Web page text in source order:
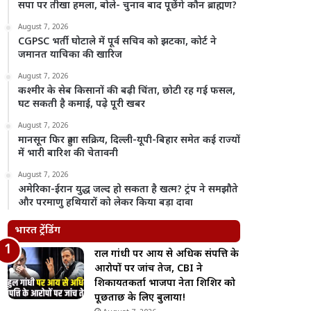
सपा पर तीखा हमला, बोले- चुनाव बाद पूछेंगे कौन ब्राह्मण?
August 7, 2026
CGPSC भर्ती घोटाले में पूर्व सचिव को झटका, कोर्ट ने
जमानत याचिका की खारिज
August 7, 2026
कश्मीर के सेब किसानों की बढ़ी चिंता, छोटी रह गई फसल,
घट सकती है कमाई, पढ़े पूरी खबर
August 7, 2026
मानसून फिर हुआ सक्रिय, दिल्ली-यूपी-बिहार समेत कई राज्यों
में भारी बारिश की चेतावनी
August 7, 2026
अमेरिका-ईरान युद्ध जल्द हो सकता है खत्म? ट्रंप ने समझौते
और परमाणु हथियारों को लेकर किया बड़ा दावा
भारत ट्रेंडिंग
राहुल गांधी पर आय से अधिक संपत्ति के
आरोपों पर जांच तेज, CBI ने
शिकायतकर्ता भाजपा नेता शिशिर को
पूछताछ के लिए बुलाया!